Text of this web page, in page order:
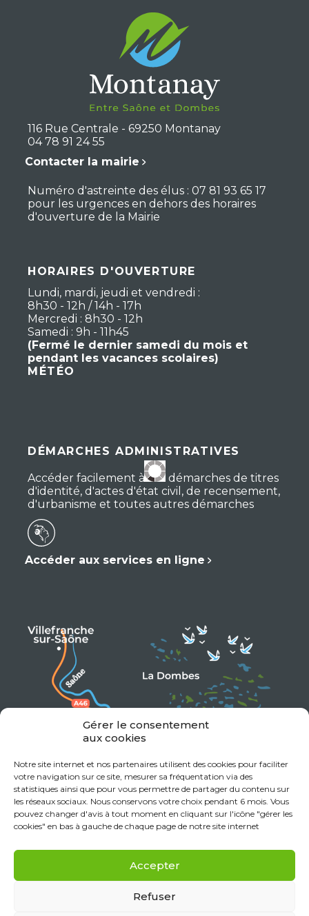
Gérer le consentement
aux cookies
Notre site internet et nos partenaires utilisent des cookies pour faciliter
votre navigation sur ce site, mesurer sa fréquentation via des
statistiques ainsi que pour vous permettre de partager du contenu sur
les réseaux sociaux. Nous conservons votre choix pendant 6 mois. Vous
pouvez changer d'avis à tout moment en cliquant sur l'icône "gérer les
cookies" en bas à gauche de chaque page de notre site internet
Accepter
Refuser
116 Rue Centrale - 69250 Montanay
04 78 91 24 55
Contacter la mairie
Numéro d'astreinte des élus : 07 81 93 65 17
pour les urgences en dehors des horaires
d'ouverture de la Mairie
HORAIRES D'OUVERTURE
Lundi, mardi, jeudi et vendredi :
8h30 - 12h / 14h - 17h
Mercredi : 8h30 - 12h
Samedi : 9h - 11h45
(Fermé le dernier samedi du mois et
pendant les vacances scolaires)
MÉTÉO
DÉMARCHES ADMINISTRATIVES
Accéder facilement à vos démarches de titres
d'identité, d'actes d'état civil, de recensement,
d'urbanisme et toutes autres démarches
Accéder aux services en ligne